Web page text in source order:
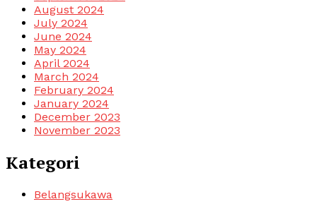
August 2024
July 2024
June 2024
May 2024
April 2024
March 2024
February 2024
January 2024
December 2023
November 2023
Kategori
Belangsukawa